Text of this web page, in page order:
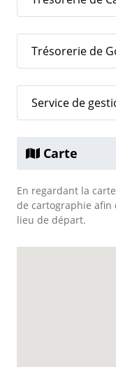
Trésorerie de
Service de
Carte
En regardant la
de cartographie
lieu de départ.